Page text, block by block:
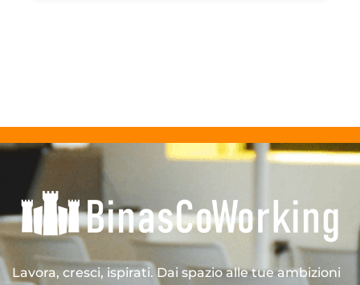
Lavora, cresci, ispirati. Dai spazio alle tue ambizioni